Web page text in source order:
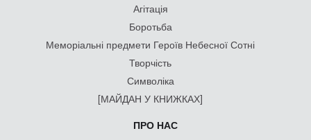
Агітація
Боротьба
Меморіальні предмети Героїв Небесної Сотні
Творчість
Символіка
[МАЙДАН У КНИЖКАХ]
ПРО НАС